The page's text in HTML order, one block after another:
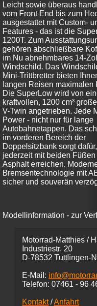
Leicht sowie überaus
vom Front End bis zum
ausgestattet mit Custom-
Features - das ist die
1200T. Zum
gehören abschließbare
im Nu abnehmbares 14-
Windschild. Das
Mini-Trittbretter bieten
langen Reisen maximalen
Die SuperLow wird von
kraftvollen, 1200 cm³
V-Twin angetrieben. Jede
Power - nicht nur für lange
Autobahnetappen. Das
im vorderen Bereich der
Doppelsitzbank sorgt
jederzeit mit beiden
Asphalt erreichen.
Bremsentechnologie mit
sicher und souverän
Modellinformation - zur
Motorrad-Matthies /
Industriestr. 20
D-78532 Tuttlingen-
E-Mail:
Telefon: 07461 - 96
Kontakt/Anfahrt